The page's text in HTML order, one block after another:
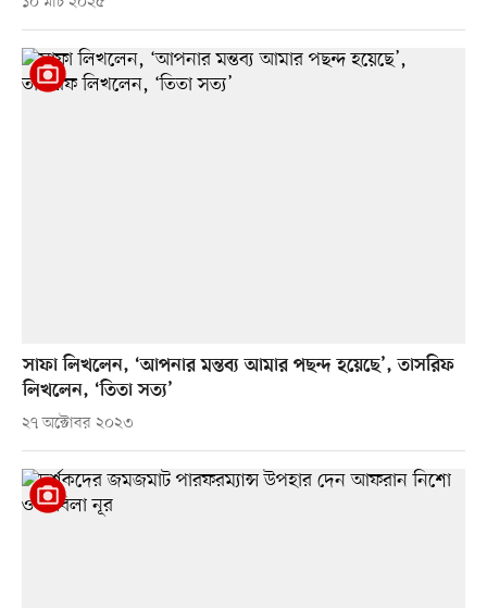
সাফা লিখলেন, ‘আপনার মন্তব্য আমার পছন্দ হয়েছে’, তাসরিফ
লিখলেন, ‘তিতা সত্য’
২৭ অক্টোবর ২০২৩